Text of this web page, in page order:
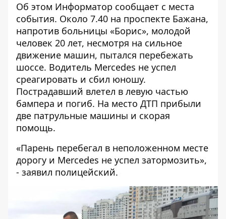
Об этом Информатор сообщает с места
события. Около 7.40 на проспекте Бажана,
напротив больницы «Борис», молодой
человек 20 лет, несмотря на сильное
движение машин, пытался перебежать
шоссе. Водитель Merсedes не успел
среагировать и сбил юношу.
Пострадавший влетел в левую частью
бампера и погиб. На место ДТП прибыли
две патрульные машины и скорая
помощь.
«Парень перебегал в неположенном месте
дорогу и Merсedes не успел затормозить»,
- заявил полицейский.